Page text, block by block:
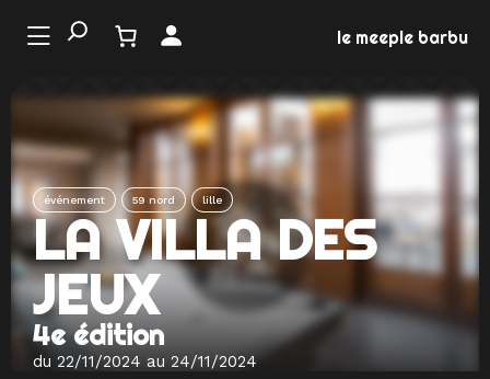
le meeple barbu
événement 59 nord lille
LA VILLA DES
JEUX
4e édition
du 22/11/2024 au 24/11/2024